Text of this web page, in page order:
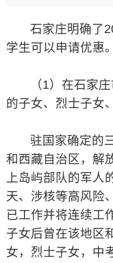
石家庄明确了
学生可以申请优惠。
（1）在石家庄
的子女、烈士子女
驻国家确定的三
和西藏自治区，解
上岛屿部队的军人
天、涉核等高风险
已工作并将连续工
子女后曾在该地区
女，烈士子女，中